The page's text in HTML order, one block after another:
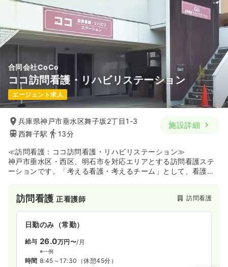
合同会社CoCo
ココ訪問看護・リハビリステーション
エージェント求人
兵庫県神戸市垂水区舞子坂2丁目1-3
西舞子駅
13分
施設詳細
≪訪問看護：ココ訪問看護・リハビリステーション≫
神戸市垂水区・西区、明石市を対応エリアとする訪問看護ステ
ーションです。「考える看護・考えるチーム」として、看護師
ケア、神経難病ケア、精神科訪問看護といった幅広い分野に加
え、リハビリ職による呼吸リハビリや医療リンパドレナージに
よるマッサージなど、多様なケアを提供しているのが特徴で
す。ご自宅での療養に不安を抱える方やご家族の心に寄り添
い、お一人おひとりの「その人らしさ」を大切にしたケアを提
供したい方にオススメの施設です。
訪問看護正看護師 訪問看護
日勤のみ（常勤）
給与 26.0万円〜/月
※一例
時間 8:45～17:30 （休憩45分）